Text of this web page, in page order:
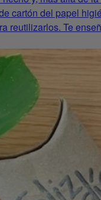
cartón del papel
reutilizarlos. Te